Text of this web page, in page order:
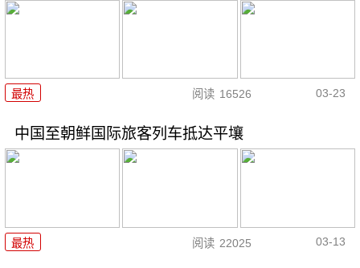
最热 阅读 16526 03-23
中国至朝鲜国际旅客列车抵达平壤
最热 阅读 22025 03-13